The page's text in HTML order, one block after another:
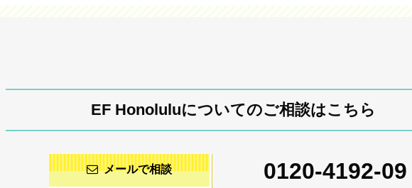
EF Honoluluについてのご相談はこちら
メールで相談 0120-4192-09